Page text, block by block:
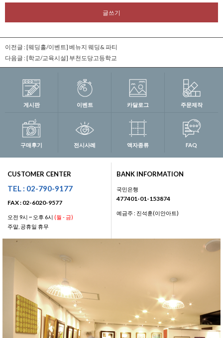
글쓰기
이전글 :[웨딩홀/이벤트] 베뉴지 웨딩& 파티
다음글 :[학교/교육시설] 부천도당고등학교
게시판 이벤트 카달로그 주문제작
구매후기 전시사례 액자종류 FAQ
CUSTOMER CENTER
TEL : 02-790-9177
FAX : 02-6020-9577
오전 9시 ~ 오후 6시 (월 - 금)
주말, 공휴일 휴무
BANK INFORMATION
국민은행
477401-01-153874
예금주 : 진석훈(이안아트)